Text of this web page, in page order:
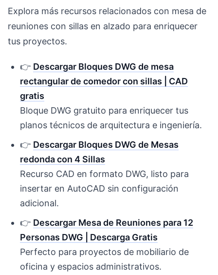
Explora más recursos relacionados con mesa de
reuniones con sillas en alzado para enriquecer
tus proyectos.
👉 Descargar Bloques DWG de mesa
rectangular de comedor con sillas | CAD
gratis
Bloque DWG gratuito para enriquecer tus
planos técnicos de arquitectura e ingeniería.
👉 Descargar Bloques DWG de Mesas
redonda con 4 Sillas
Recurso CAD en formato DWG, listo para
insertar en AutoCAD sin configuración
adicional.
👉 Descargar Mesa de Reuniones para 12
Personas DWG | Descarga Gratis
Perfecto para proyectos de mobiliario de
oficina y espacios administrativos.